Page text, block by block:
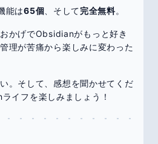
能は65個 、そして完全無料。
かげでObsidianがもっと好き
理が苦痛から楽しみに変わった
。そして、感想を聞かせてくだ
イフを楽しみましょう！